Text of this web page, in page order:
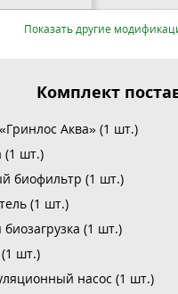
Показать другие
Комплект
Аква» (1 шт.)
шт.)
биофильтр (1 шт.)
(1 шт.)
биозагрузка (1 шт.)
шт.)
насос (1 шт.)